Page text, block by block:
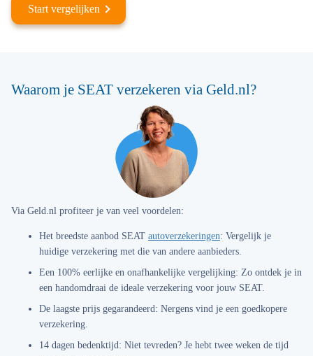
Start vergelijken
Waarom je SEAT verzekeren via Geld.nl?
Via Geld.nl profiteer je van veel voordelen:
Het breedste aanbod SEAT autoverzekeringen: Vergelijk je
huidige verzekering met die van andere aanbieders.
Een 100% eerlijke en onafhankelijke vergelijking: Zo ontdek je in
een handomdraai de ideale verzekering voor jouw SEAT.
De laagste prijs gegarandeerd: Nergens vind je een goedkopere
verzekering.
14 dagen bedenktijd: Niet tevreden? Je hebt twee weken de tijd